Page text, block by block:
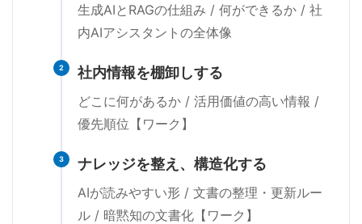
生成AIとRAGの仕組み / 何ができるか / 社
内AIアシスタントの全体像
2 社内情報を棚卸しする
どこに何があるか / 活用価値の高い情報 /
優先順位【ワーク】
3 ナレッジを整え、構造化する
AIが読みやすい形 / 文書の整理・更新ルー
ル / 暗黙知の文書化【ワーク】